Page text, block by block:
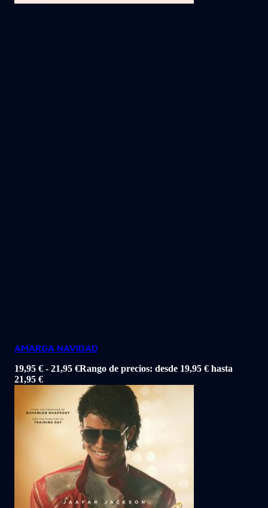
AMARGA NAVIDAD
19,95 € - 21,95 €Rango de precios: desde 19,95 € hasta
21,95 €